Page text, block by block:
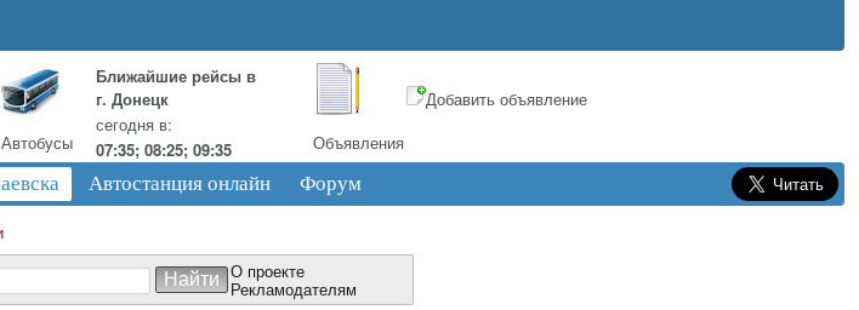
Автобусы
Ближайшие рейсы в
г. Донецк
сегодня в:
07:35; 08:25; 09:35
Объявления
Добавить объявление
Автостанция онлайн Форум
О проекте
Рекламодателям